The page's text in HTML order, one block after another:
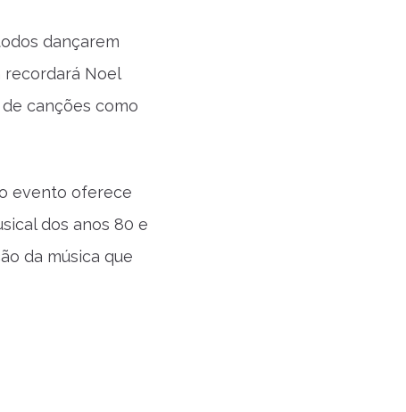
dançarem
recordará Noel
canções como
evento oferece
dos anos 80 e
da música que